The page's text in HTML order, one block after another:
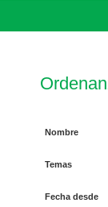
Nombre
Temas
Fecha desde